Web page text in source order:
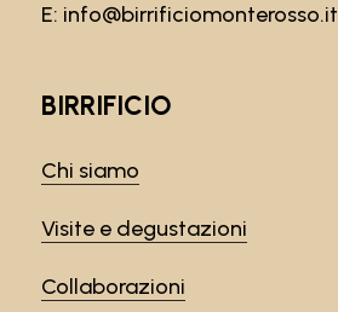
E: info@birrificiomonterosso.it
BIRRIFICIO
Chi siamo
Visite e degustazioni
Collaborazioni